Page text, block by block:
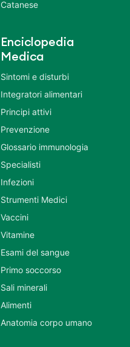
Catanese
Enciclopedia
Medica
Sintomi e disturbi
Integratori alimentari
Principi attivi
Prevenzione
Glossario immunologia
Specialisti
Infezioni
Strumenti Medici
Vaccini
Vitamine
Esami del sangue
Primo soccorso
Sali minerali
Alimenti
Anatomia corpo umano